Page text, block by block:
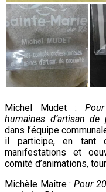
Michel Mudet :
humaines d’artisan de
dans l’équipe
il participe, en tant
manifestations et
comité d’animations,
Michèle Maître : Pour